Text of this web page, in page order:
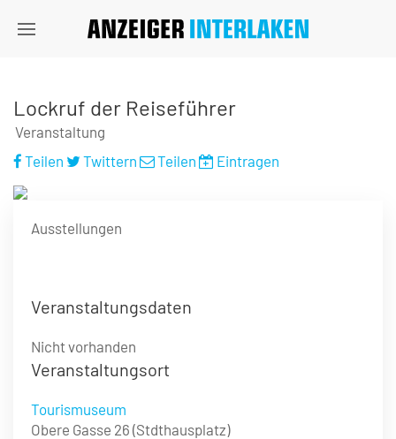
Lockruf der Reiseführer
Veranstaltung
Teilen
Twittern Teilen Eintragen
Ausstellungen
Veranstaltungsdaten
Nicht vorhanden
Veranstaltungsort
Tourismuseum
Obere Gasse 26 (Stdthausplatz)